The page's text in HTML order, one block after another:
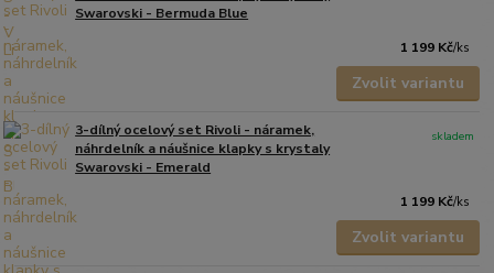
Swarovski - Bermuda Blue
1 199 Kč/ks
Zvolit variantu
3-dílný ocelový set Rivoli - náramek,
náhrdelník a náušnice klapky s krystaly
Swarovski - Emerald
1 199 Kč/ks
skladem
Zvolit variantu